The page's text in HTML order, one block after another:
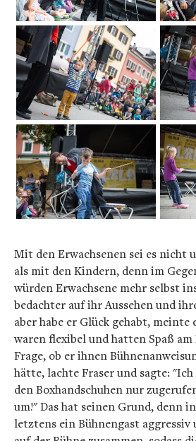
Mit den Erwachsenen sei es nicht
als mit den Kindern, denn im
würden Erwachsene mehr selbst
bedachter auf ihr Aussehen und
aber habe er Glück gehabt, meinte
waren flexibel und hatten Spaß
Frage, ob er ihnen
hätte, lachte Fraser und sagte:
den Boxhandschuhen nur
um!" Das hat seinen Grund, denn
letztens ein Bühnengast aggressiv